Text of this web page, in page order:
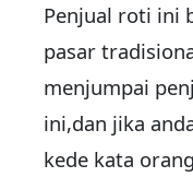
Penjual roti ini
pasar
menjumpai
ini,dan jika
kede kata